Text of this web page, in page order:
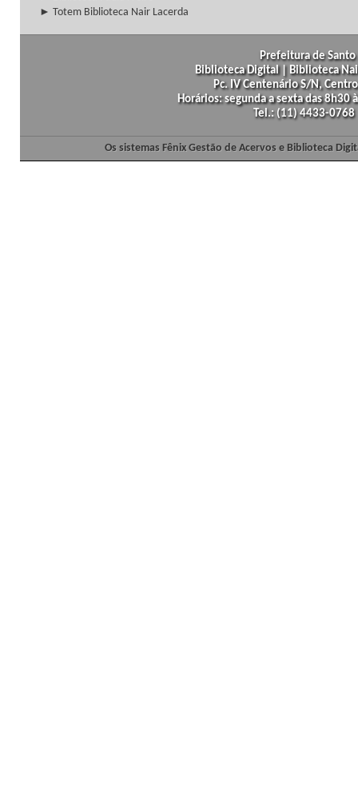
► Totem Biblioteca Nair Lacerda
Prefeitura de
Biblioteca Digital | Biblioteca
Pc. IV Centenário S/N,
Horários: segunda a sexta das
Tel.: (11) 4433-
Os sistemas Fênix Gestão de Acervos e Biblioteca